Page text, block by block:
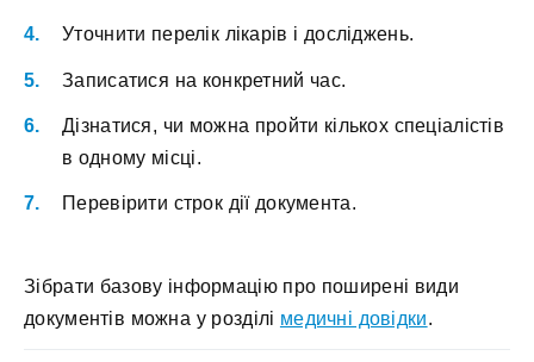
Уточнити перелік лікарів і досліджень.
Записатися на конкретний час.
Дізнатися, чи можна пройти кількох спеціалістів
в одному місці.
Перевірити строк дії документа.
Зібрати базову інформацію про поширені види
документів можна у розділі медичні довідки.